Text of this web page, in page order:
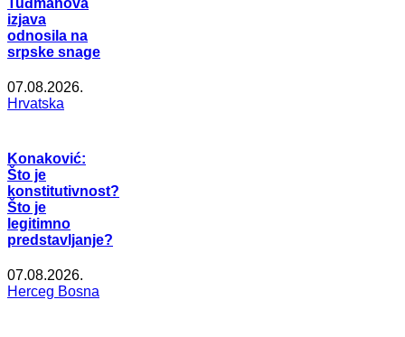
Tuđmanova
izjava
odnosila na
srpske snage
07.08.2026.
Hrvatska
Konaković:
Što je
konstitutivnost?
Što je
legitimno
predstavljanje?
07.08.2026.
Herceg Bosna